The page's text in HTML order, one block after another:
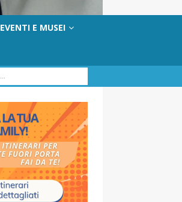
EVENTI E MUSEI